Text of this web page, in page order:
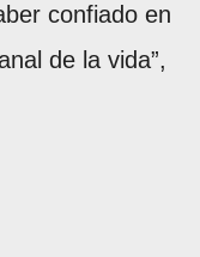
confiado en
de la vida”,